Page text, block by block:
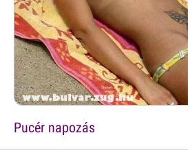
Pucér napozás